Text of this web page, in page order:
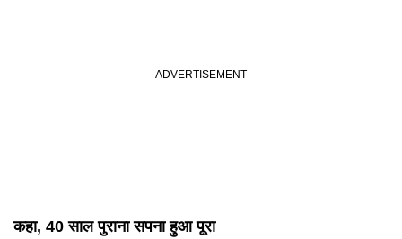
कहा, 40 साल पुराना सपना हुआ पूरा